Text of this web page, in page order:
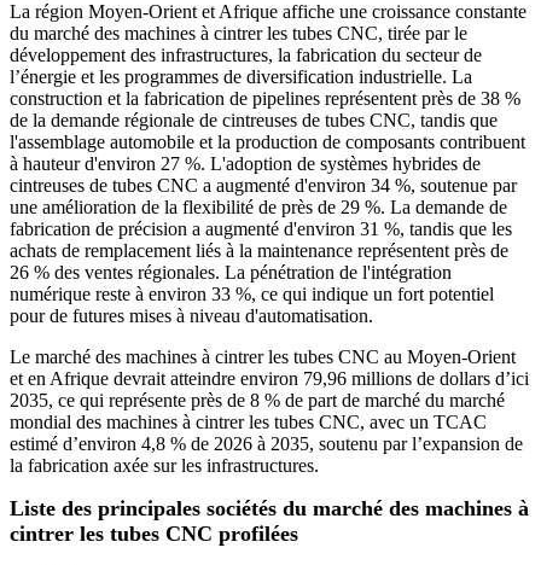
La région Moyen-Orient et Afrique affiche une croissance constante
du marché des machines à cintrer les tubes CNC, tirée par le
développement des infrastructures, la fabrication du secteur de
l’énergie et les programmes de diversification industrielle. La
construction et la fabrication de pipelines représentent près de 38 %
de la demande régionale de cintreuses de tubes CNC, tandis que
l'assemblage automobile et la production de composants contribuent
à hauteur d'environ 27 %. L'adoption de systèmes hybrides de
cintreuses de tubes CNC a augmenté d'environ 34 %, soutenue par
une amélioration de la flexibilité de près de 29 %. La demande de
fabrication de précision a augmenté d'environ 31 %, tandis que les
achats de remplacement liés à la maintenance représentent près de
26 % des ventes régionales. La pénétration de l'intégration
numérique reste à environ 33 %, ce qui indique un fort potentiel
pour de futures mises à niveau d'automatisation.
Le marché des machines à cintrer les tubes CNC au Moyen-Orient
et en Afrique devrait atteindre environ 79,96 millions de dollars d’ici
2035, ce qui représente près de 8 % de part de marché du marché
mondial des machines à cintrer les tubes CNC, avec un TCAC
estimé d’environ 4,8 % de 2026 à 2035, soutenu par l’expansion de
la fabrication axée sur les infrastructures.
Liste des principales sociétés du marché des machines à
cintrer les tubes CNC profilées